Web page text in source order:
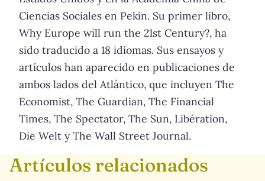
Ciencias Sociales en Pekín. Su primer libro,
Why Europe will run the 21st Century?, ha
sido traducido a 18 idiomas. Sus ensayos y
artículos han aparecido en publicaciones de
ambos lados del Atlántico, que incluyen The
Economist, The Guardian, The Financial
Times, The Spectator, The Sun, Libération,
Die Welt y The Wall Street Journal.
Artículos relacionados